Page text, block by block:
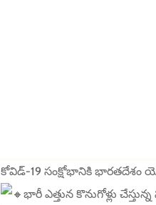
కోవిడ్-19 సంక్షోభానికి భారతదేశం
భారీ ఎత్తున కొనుగోళ్లు